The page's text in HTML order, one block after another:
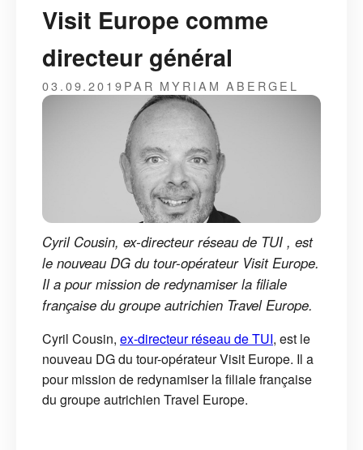
Visit Europe comme
directeur général
03.09.2019PAR MYRIAM ABERGEL
Cyril Cousin, ex-directeur réseau de TUI , est
le nouveau DG du tour-opérateur Visit Europe.
Il a pour mission de redynamiser la filiale
française du groupe autrichien Travel Europe.
Cyril Cousin, ex-directeur réseau de TUI, est le
nouveau DG du tour-opérateur Visit Europe. Il a
pour mission de redynamiser la filiale française
du groupe autrichien Travel Europe.